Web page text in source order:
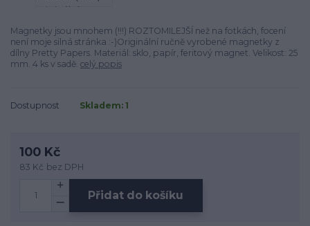
Magnetky jsou mnohem (!!!) ROZTOMILEJŠÍ než na fotkách, focení
není moje silná stránka :-)Originální ručně vyrobené magnetky z
dílny Pretty Papers. Materiál: sklo, papír, feritový magnet. Velikost: 25
mm. 4 ks v sadě. celý popis
Dostupnost Skladem: 1
100 Kč
83 Kč bez DPH
Přidat do košíku